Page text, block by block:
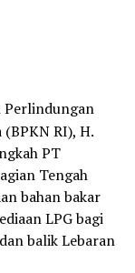
Perlindungan
RI), H.
PT
Tengah
bahan bakar
LPG bagi
balik Lebaran